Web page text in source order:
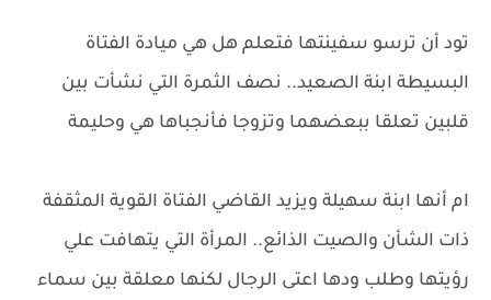
تود أن ترسو سفينتها فتعلم هل هي ميادة الفتاة
البسيطة ابنة الصعيد.. نصف الثمرة التي نشأت بين
قلبين تعلقا ببعضهما وتزوجا فأنجباها هي وحليمة
ام أنها ابنة سهيلة ويزيد القاضي الفتاة القوية المثقفة
ذات الشأن والصيت الذائع.. المرأة التي يتهافت علي
رؤيتها وطلب ودها اعتى الرجال لكنها معلقة بين سماء